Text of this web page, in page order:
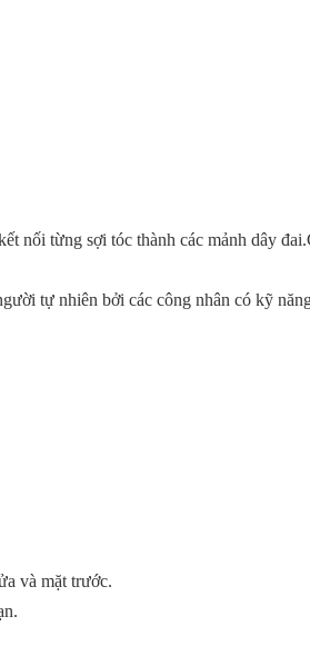
nối từng sợi tóc thành các mảnh dây
tự nhiên bởi các công nhân có kỹ
và mặt trước.